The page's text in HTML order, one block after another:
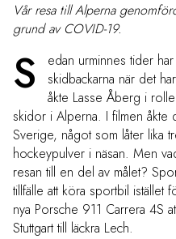
Vår resa till Alperna
grund av COVID-19.
S
edan urminnes tider
skidbackarna när det
åkte Lasse Åberg i
skidor i Alperna. I filmen åkte
Sverige, något som låter lika
hockeypulver i näsan. Men
resan till en del av målet?
tillfälle att köra sportbil istället
nya Porsche 911 Carrera 4S
Stuttgart till läckra Lech.